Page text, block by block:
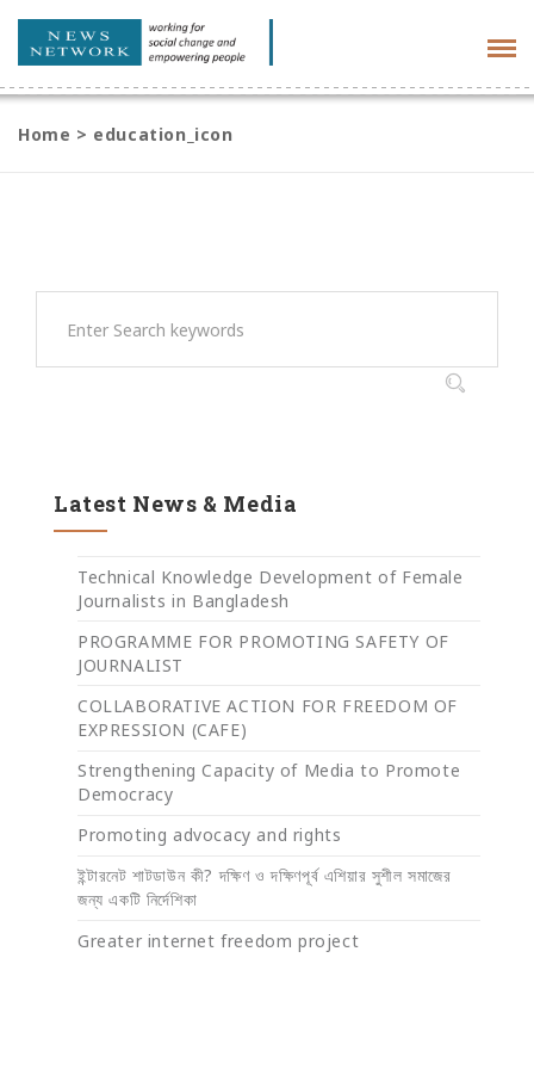
Home > education_icon
Latest News & Media
Technical Knowledge Development of Female
Journalists in Bangladesh
PROGRAMME FOR PROMOTING SAFETY OF
JOURNALIST
COLLABORATIVE ACTION FOR FREEDOM OF
EXPRESSION (CAFE)
Strengthening Capacity of Media to Promote
Democracy
Promoting advocacy and rights
ইন্টারনেট শাটডাউন কী? দক্ষিণ ও দক্ষিণপূর্ব এশিয়ার সুশীল সমাজের
জন্য একটি নির্দেশিকা
Greater internet freedom project